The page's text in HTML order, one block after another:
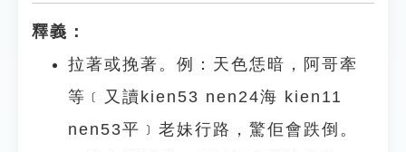
釋義：
拉著或挽著。例：天色恁暗，阿哥牽
等﹝又讀kien53 nen24海 kien11
nen53平﹞老妹行路，驚佢會跌倒。